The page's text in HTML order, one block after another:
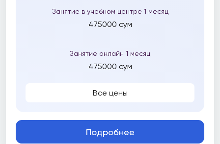
Занятие в учебном центре 1 месяц
475000 сум
Занятие онлайн 1 месяц
475000 сум
Все цены
Подробнее